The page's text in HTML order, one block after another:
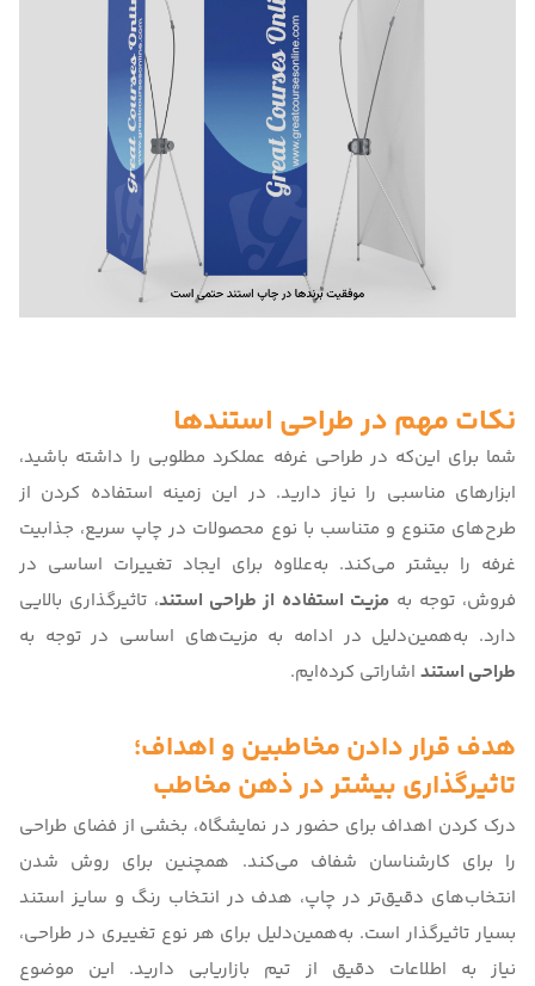
نکات مهم در طراحی استندها
شما برای این‌که در طراحی غرفه عملکرد مطلوبی را داشته باشید،
ابزارهای مناسبی را نیاز دارید. در این زمینه استفاده کردن از
طرح‌های متنوع و متناسب با نوع محصولات در چاپ سریع، جذابیت
غرفه را بیشتر می‌کند. به‌علاوه برای ایجاد تغییرات اساسی در
فروش، توجه به مزیت استفاده از طراحی استند، تاثیرگذاری بالایی
دارد. به‌همین‌دلیل در ادامه به مزیت‌های اساسی در توجه به
طراحی استند اشاراتی کرده‌ایم.
هدف قرار دادن مخاطبین و اهداف؛
تاثیرگذاری بیشتر در ذهن مخاطب
درک کردن اهداف برای حضور در نمایشگاه، بخشی از فضای طراحی
را برای کارشناسان شفاف می‌کند. همچنین برای روش‌ شدن
انتخاب‌های دقیق‌تر در چاپ، هدف در انتخاب رنگ و سایز استند
بسیار تاثیرگذار است. به‌همین‌‌دلیل برای هر نوع تغییری در طراحی،
نیاز به اطلاعات دقیق از تیم بازاریابی دارید. این موضوع